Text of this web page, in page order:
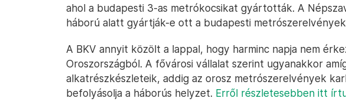
ahol a budapesti 3-as metrókocsikat gyártották. A
háború alatt gyártják-e ott a budapesti
A BKV annyit közölt a lappal, hogy harminc napja nem
Oroszországból. A fővárosi vállalat szerint ugyanakkor
alkatrészkészleteik, addig az orosz metrószerelvények
befolyásolja a háborús helyzet. Erről részletesebben itt